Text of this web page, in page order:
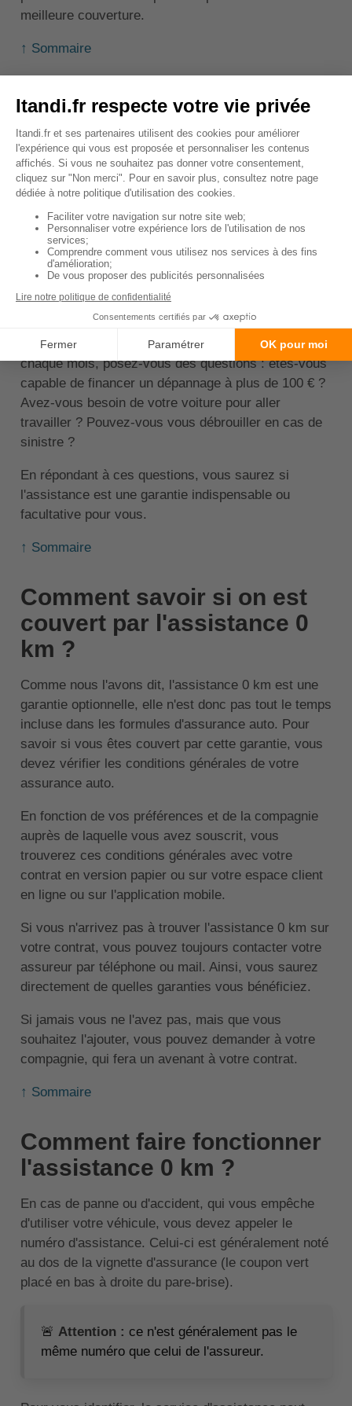
meilleure couverture.
↑ Sommaire
Combien coûte l'assistance
0 km ?
Le coût de l'assistance 0 km diffère d'un assureur à
un autre. C'est pourquoi il peut être utile de
comparer, afin de trouver le prix le plus avantageux.
En moyenne, il faut compter quelques euros par
moispour bénéficier de cette garantie. Bien que ce
ne soit pas une option très coûteuse, son coût
s'ajoute à celui de l'assurance auto, vous devez
donc réfléchir à son utilité.
Pour savoir si vous devez payer ce supplément
chaque mois, posez-vous des questions : êtes-vous
capable de financer un dépannage à plus de 100 € ?
Avez-vous besoin de votre voiture pour aller
travailler ? Pouvez-vous vous débrouiller en cas de
sinistre ?
En répondant à ces questions, vous saurez si
l'assistance est une garantie indispensable ou
facultative pour vous.
↑ Sommaire
Comment savoir si on est
couvert par l'assistance 0
km ?
Comme nous l'avons dit, l'assistance 0 km est une
garantie optionnelle, elle n'est donc pas tout le temps
incluse dans les formules d'assurance auto. Pour
savoir si vous êtes couvert par cette garantie, vous
devez vérifier les conditions générales de votre
assurance auto.
En fonction de vos préférences et de la compagnie
auprès de laquelle vous avez souscrit, vous
trouverez ces conditions générales avec votre
contrat en version papier ou sur votre espace client
en ligne ou sur l'application mobile.
Si vous n'arrivez pas à trouver l'assistance 0 km sur
votre contrat, vous pouvez toujours contacter votre
assureur par téléphone ou mail. Ainsi, vous saurez
directement de quelles garanties vous bénéficiez.
Si jamais vous ne l'avez pas, mais que vous
souhaitez l'ajouter, vous pouvez demander à votre
compagnie, qui fera un avenant à votre contrat.
↑ Sommaire
Comment faire fonctionner
l'assistance 0 km ?
En cas de panne ou d'accident, qui vous empêche
d'utiliser votre véhicule, vous devez appeler le
numéro d'assistance. Celui-ci est généralement noté
au dos de la vignette d'assurance (le coupon vert
placé en bas à droite du pare-brise).
🚨 Attention : ce n'est généralement pas le
même numéro que celui de l'assureur.